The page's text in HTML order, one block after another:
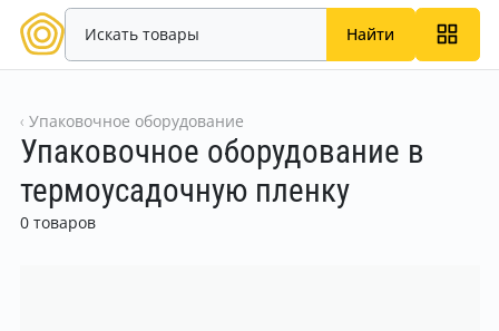
Найти
Упаковочное оборудование
Упаковочное оборудование в
термоусадочную пленку
0 товаров